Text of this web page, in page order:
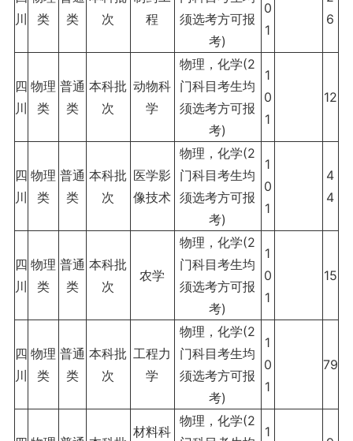
川
类
类
次
程
须选考方可报
考)
0
1
6
四
川
物理
类
普通
类
本科批
次
动物科
学
物理，化学(2
门科目考生均
须选考方可报
考)
1
0
1
12
四
川
物理
类
普通
类
本科批
次
医学影
像技术
物理，化学(2
门科目考生均
须选考方可报
考)
1
0
1
4
4
四
川
物理
类
普通
类
本科批
次
农学
物理，化学(2
门科目考生均
须选考方可报
考)
1
0
1
15
四
川
物理
类
普通
类
本科批
次
工程力
学
物理，化学(2
门科目考生均
须选考方可报
考)
1
0
1
79
材料科
物理，化学(2
1